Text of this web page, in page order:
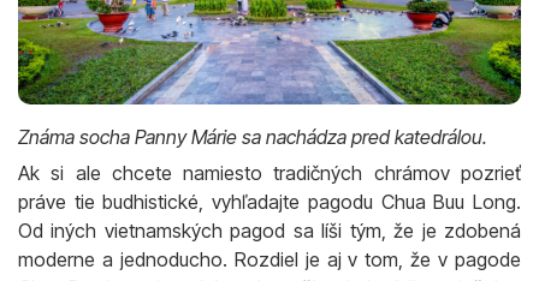
Známa socha Panny Márie sa nachádza pred katedrálou.
Ak si ale chcete namiesto tradičných chrámov pozrieť
práve tie budhistické, vyhľadajte pagodu Chua Buu Long.
Od iných vietnamských pagod sa líši tým, že je zdobená
moderne a jednoducho. Rozdiel je aj v tom, že v pagode